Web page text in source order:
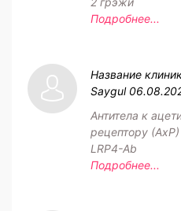
Подробнее...
Название
Saygul
Антитела к
рецептору
LRP4-Ab
Подробнее...